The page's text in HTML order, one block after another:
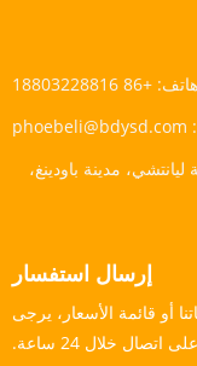
هاتف: +86 18803228816
phoebeli@bdysd.com
ليانتشي، مدينة باودينغ،
إرسال استفسار
أو قائمة الأسعار، يرجى
خلال 24 ساعة.